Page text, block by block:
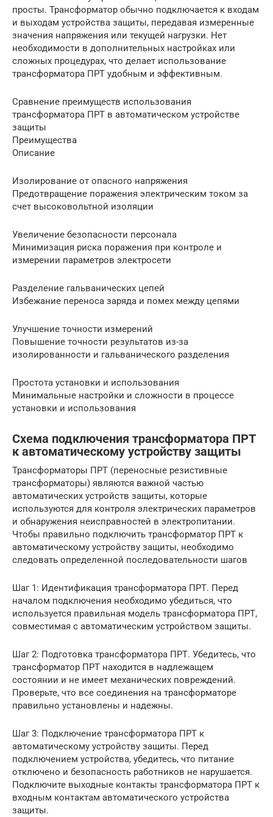
просты. Трансформатор обычно подключается к входам
и выходам устройства защиты, передавая измеренные
значения напряжения или текущей нагрузки. Нет
необходимости в дополнительных настройках или
сложных процедурах, что делает использование
трансформатора ПРТ удобным и эффективным.
Сравнение преимуществ использования
трансформатора ПРТ в автоматическом устройстве
защиты
Преимущества
Описание
Изолирование от опасного напряжения
Предотвращение поражения электрическим током за
счет высоковольтной изоляции
Увеличение безопасности персонала
Минимизация риска поражения при контроле и
измерении параметров электросети
Разделение гальванических цепей
Избежание переноса заряда и помех между цепями
Улучшение точности измерений
Повышение точности результатов из-за
изолированности и гальванического разделения
Простота установки и использования
Минимальные настройки и сложности в процессе
установки и использования
Схема подключения трансформатора ПРТ
к автоматическому устройству защиты
Трансформаторы ПРТ (переносные резистивные
трансформаторы) являются важной частью
автоматических устройств защиты, которые
используются для контроля электрических параметров
и обнаружения неисправностей в электропитании.
Чтобы правильно подключить трансформатор ПРТ к
автоматическому устройству защиты, необходимо
следовать определенной последовательности шагов
Шаг 1: Идентификация трансформатора ПРТ. Перед
началом подключения необходимо убедиться, что
используется правильная модель трансформатора ПРТ,
совместимая с автоматическим устройством защиты.
Шаг 2: Подготовка трансформатора ПРТ. Убедитесь, что
трансформатор ПРТ находится в надлежащем
состоянии и не имеет механических повреждений.
Проверьте, что все соединения на трансформаторе
правильно установлены и надежны.
Шаг 3: Подключение трансформатора ПРТ к
автоматическому устройству защиты. Перед
подключением устройства, убедитесь, что питание
отключено и безопасность работников не нарушается.
Подключите выходные контакты трансформатора ПРТ к
входным контактам автоматического устройства
защиты.